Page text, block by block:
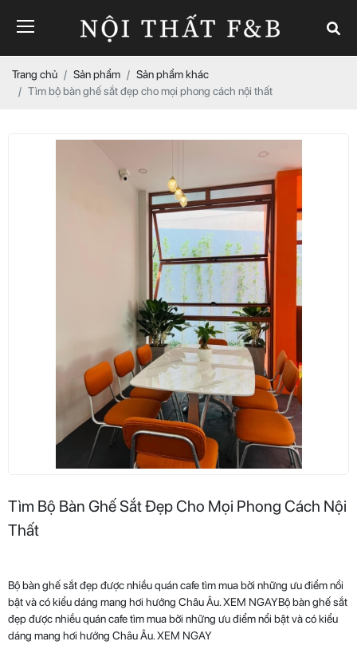
Trang chủ Sản phẩm
Sản phẩm khác
Tìm bộ bàn ghế sắt đẹp cho mọi phong cách nội thất
Tìm Bộ Bàn Ghế Sắt Đẹp Cho Mọi Phong Cách Nội
Thất
Bộ bàn ghế sắt đẹp được nhiều quán cafe tìm mua bởi những ưu điểm nổi
bật và có kiểu dáng mang hơi hướng Châu Âu. XEM NGAYBộ bàn ghế sắt
đẹp được nhiều quán cafe tìm mua bởi những ưu điểm nổi bật và có kiểu
dáng mang hơi hướng Châu Âu. XEM NGAY